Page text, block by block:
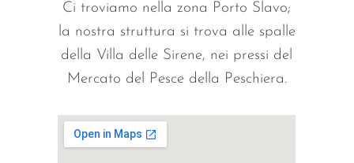
Ci troviamo nella zona Porto Slavo;
la nostra struttura si trova alle spalle
della Villa delle Sirene, nei pressi del
Mercato del Pesce della Peschiera.